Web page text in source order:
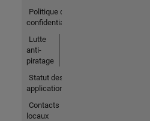
Politique de
confidentialité
Lutte
anti-
piratage
Statut des
applications
Contacts
locaux